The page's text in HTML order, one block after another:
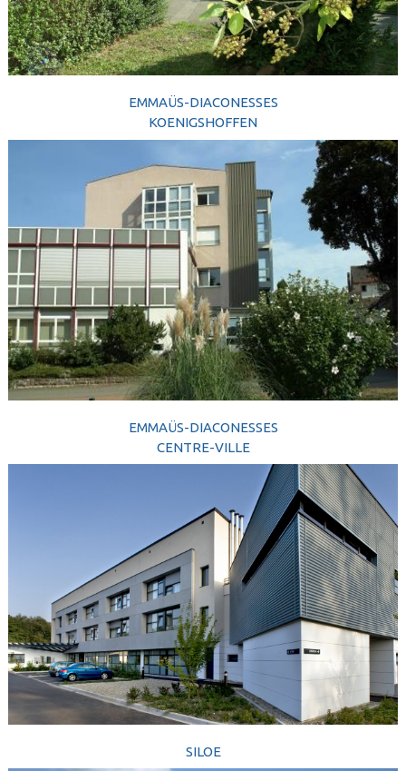
EMMAÜS-DIACONESSES
KOENIGSHOFFEN
EMMAÜS-DIACONESSES
CENTRE-VILLE
SILOE